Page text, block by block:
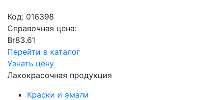
Код: 016398
Справочная цена:
Br83.61
Перейти в каталог
Узнать цену
Лакокрасочная продукция
Краски и эмали